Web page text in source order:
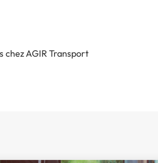
chez AGIR Transport